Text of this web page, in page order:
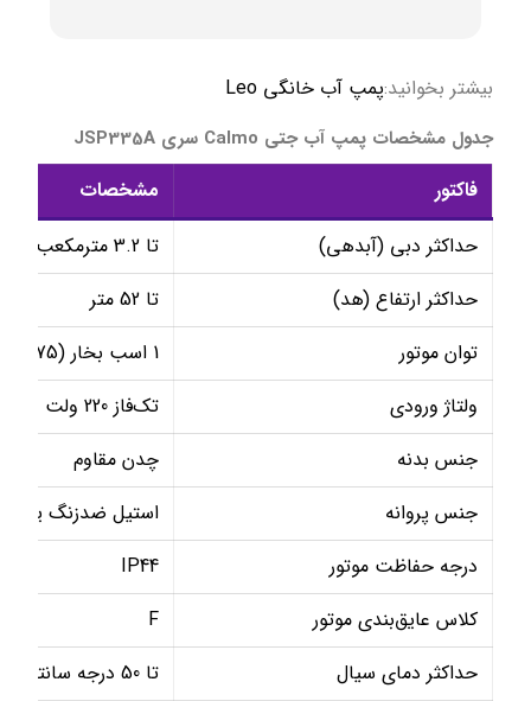
بیشتر بخوانید:پمپ آب خانگی Leo
جدول مشخصات پمپ آب جتی Calmo سری JSP335A
فاکتور
مشخصات
حداکثر دبی (آبدهی)
تا 3.2 مترمکعب بر ساعت
حداکثر ارتفاع (هد)
تا 52 متر
توان موتور
1 اسب بخار (0.75 کیلووات)
ولتاژ ورودی
تک‌فاز 220 ولت
جنس بدنه
چدن مقاوم
جنس پروانه
استیل ضدزنگ یا
درجه حفاظت موتور
IP44
کلاس عایق‌بندی موتور
F
حداکثر دمای سیال
تا 50 درجه سانتی‌گراد